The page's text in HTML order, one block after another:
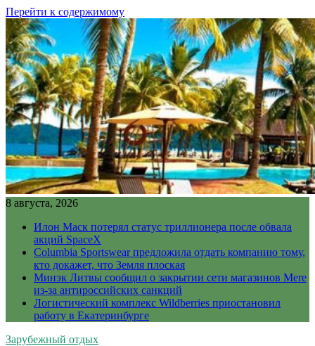
Перейти к содержимому
8 августа, 2026
Илон Маск потерял статус триллионера после обвала
акций SpaceX
Columbia Sportswear предложила отдать компанию тому,
кто докажет, что Земля плоская
Минэк Литвы сообщил о закрытии сети магазинов Mere
из-за антироссийских санкций
Логистический комплекс Wildberries приостановил
работу в Екатеринбурге
Зарубежный отдых